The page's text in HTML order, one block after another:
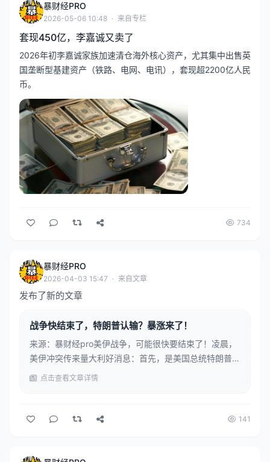
须待相关监管机构...
暴财经PRO
2026-05-06 10:48 · 来自专栏
套现450亿，李嘉诚又卖了
2026年初李嘉诚家族加速清仓海外核心资产，尤其集中出售英
国垄断型基建资产（铁路、电网、电讯），套现超2200亿人民
币。
734
暴财经PRO
2026-04-03 15:47 · 来自文章
发布了新的文章
战争快结束了，特朗普认输？暴涨来了！
来源：暴财经pro美伊战争，可能很快要结束了！凌晨，
美伊冲突传来量大利好消息：首先，是美国总统特朗普在
白宫表示，“我们很快就要撤离了，美国将在“两到三周”
这个目标已经达成”。美军正在完成最后的任务，“...
点击查看文章详情
141